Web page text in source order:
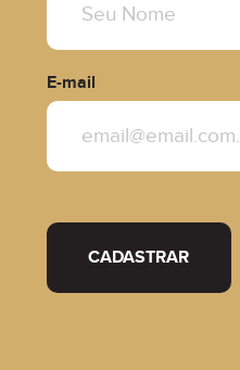
E-mail
CADASTRAR